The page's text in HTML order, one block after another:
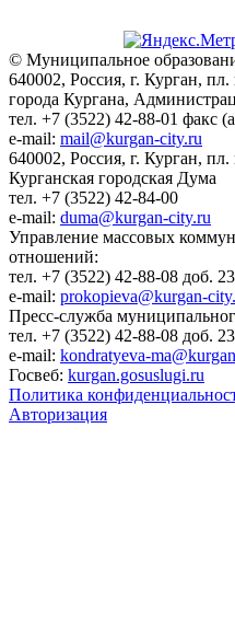
© Муниципальное
640002, Россия, г. Курган,
города Кургана,
тел. +7 (3522) 42-88-01 факс
e-mail: mail@kurgan-city.ru
640002, Россия, г. Курган,
Курганская городская Дума
тел. +7 (3522) 42-84-00
e-mail: duma@kurgan-city.ru
Управление массовых
отношений:
тел. +7 (3522) 42-88-08 доб.
e-mail: prokopieva@kurgan-
Пресс-служба
тел. +7 (3522) 42-88-08 доб.
e-mail: kondratyeva-
Госвеб: kurgan.gosuslugi.ru
Политика
Авторизация